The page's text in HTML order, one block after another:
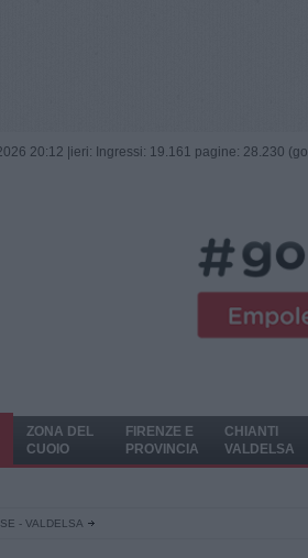
20:12 | ieri: Ingressi: 19.161 pagine: 28.230
ZONA DEL
CUOIO
FIRENZE E
PROVINCIA
CHIANTI
VALDELSA
- VALDELSA